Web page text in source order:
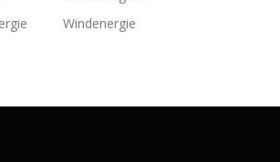
Windenergie